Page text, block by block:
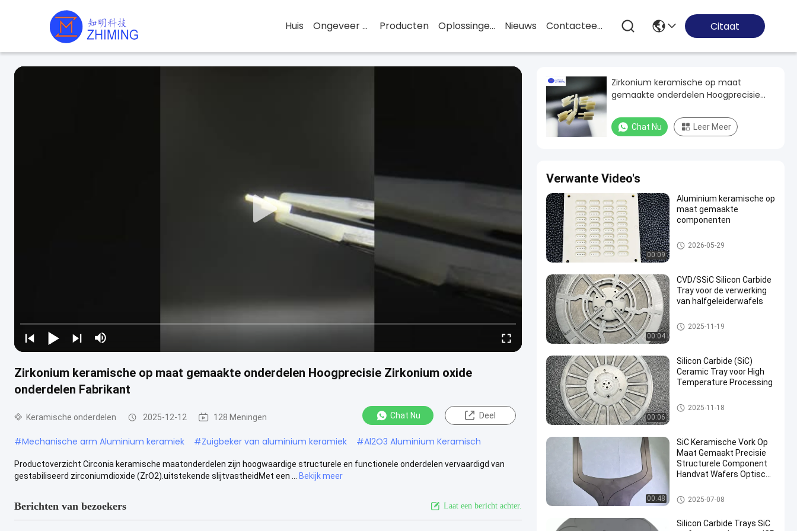
Huis Ongeveer De V.s. Producten Oplossingen Nieuws Contacteer Ons Citaat
Zirkonium keramische op maat gemaakte onderdelen Hoogprecisie Zirkonium oxide
onderdelen Fabrikant
Keramische onderdelen 2025-12-12 128 Meningen Chat Nu Deel
#Mechanische arm Aluminium keramiek #Zuigbeker van aluminium keramiek #Al2O3 Aluminium Keramisch
Productoverzicht Circonia keramische maatonderdelen zijn hoogwaardige structurele en functionele onderdelen vervaardigd van
gestabiliseerd zirconiumdioxide (ZrO2).uitstekende slijtvastheidMet een ...
Bekijk meer
Berichten van bezoekers Laat een bericht achter.
Zirkonium keramische op maat
gemaakte onderdelen Hoogprecisie
Chat Nu Leer Meer
Verwante Video's
00:09
Aluminium keramische op
maat gemaakte
componenten
Keramische onderdelen
2026-05-29
00:04
CVD/SSiC Silicon Carbide
Tray voor de verwerking
van halfgeleiderwafels
Keramische onderdelen
2025-11-19
00:06
Silicon Carbide (SiC)
Ceramic Tray voor High
Temperature Processing
Keramische onderdelen
2025-11-18
00:48
SiC Keramische Vork Op
Maat Gemaakt Precisie
Structurele Component
Handvat Wafers Optische
Keramische onderdelen
2025-07-08
Silicon Carbide Trays SiC